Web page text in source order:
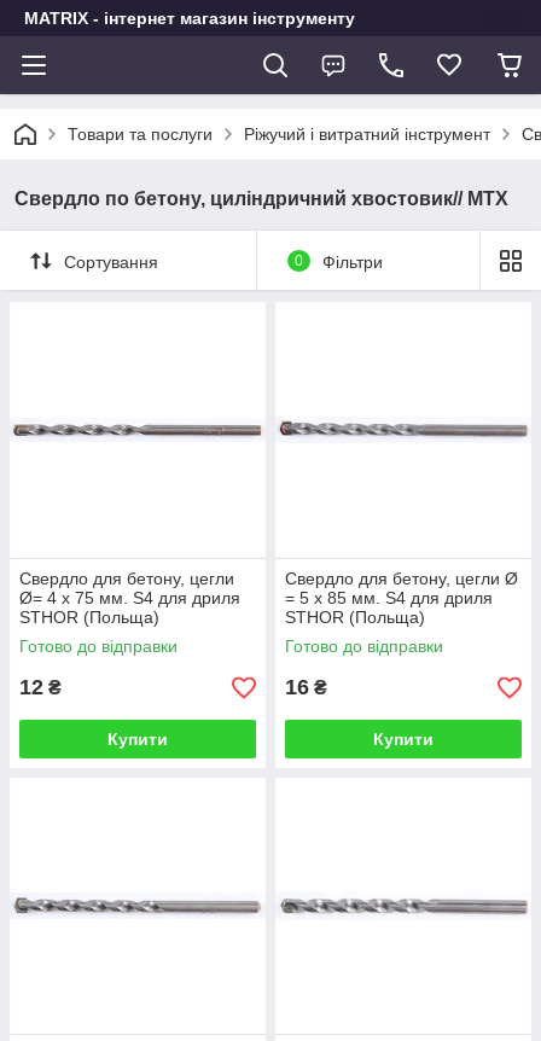
MATRIX - інтернет магазин інструменту
Товари та послуги Ріжучий і витратний інструмент
Свердло по бетону, циліндричний хвостовик// MTX
Сортування 0 Фільтри
Свердло для бетону, цегли
Ø= 4 x 75 мм. S4 для дриля
STHOR (Польща)
Готово до відправки
12 ₴
Купити
Свердло для бетону, цегли Ø
= 5 x 85 мм. S4 для дриля
STHOR (Польща)
Готово до відправки
16 ₴
Купити